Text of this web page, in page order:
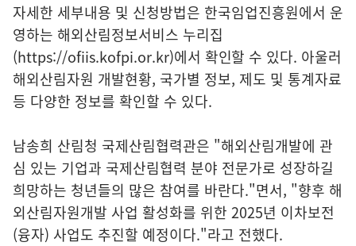
자세한 세부내용 및 신청방법은 한국임업진흥원에서 운
영하는 해외산림정보서비스 누리집
(https://ofiis.kofpi.or.kr)에서 확인할 수 있다. 아울러
해외산림자원 개발현황, 국가별 정보, 제도 및 통계자료
등 다양한 정보를 확인할 수 있다.
남송희 산림청 국제산림협력관은 "해외산림개발에 관
심 있는 기업과 국제산림협력 분야 전문가로 성장하길
희망하는 청년들의 많은 참여를 바란다."면서, "향후 해
외산림자원개발 사업 활성화를 위한 2025년 이차보전
(융자) 사업도 추진할 예정이다."라고 전했다.